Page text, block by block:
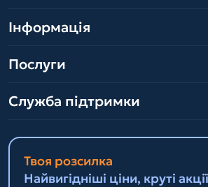
Інформація
Послуги
Служба підтримки
Твоя розсилка
Найвигідніші ціни, круті